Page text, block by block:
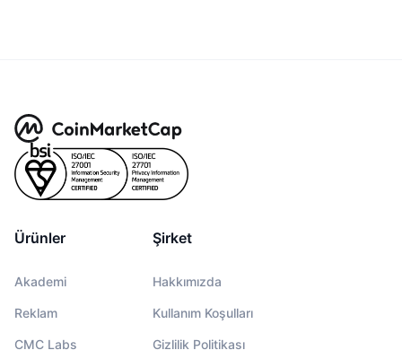
Ürünler
Akademi
Reklam
CMC Labs
Şirket
Hakkımızda
Kullanım Koşulları
Gizlilik Politikası